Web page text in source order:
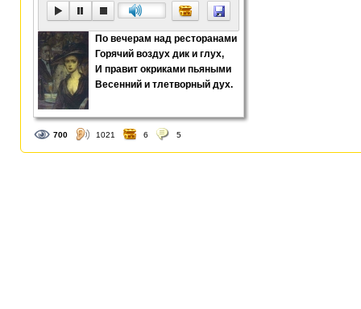
По вечерам над ресторанами
Горячий воздух дик и глух,
И правит окриками пьяными
Весенний и тлетворный дух.
700 1021 6 5